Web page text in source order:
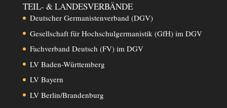
TEIL- & LANDESVERBÄNDE
Deutscher Germanistenverband (DGV)
Gesellschaft für Hochschulgermanistik (GfH) im DGV
Fachverband Deutsch (FV) im DGV
LV Baden-Württemberg
LV Bayern
LV Berlin/Brandenburg